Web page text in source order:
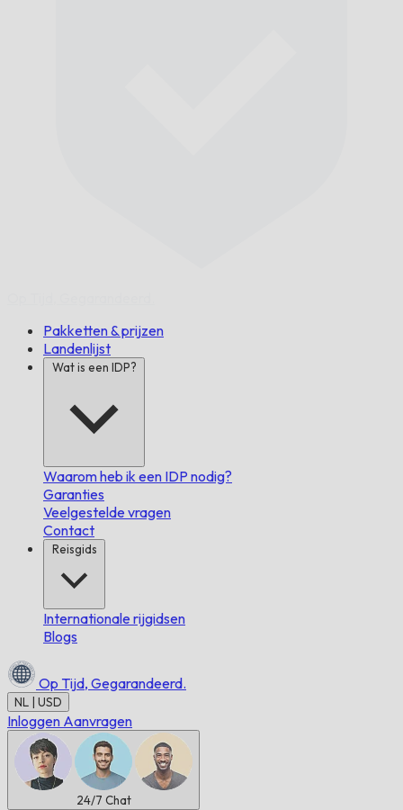
Pakketten & prijzen
Landenlijst
Wat is een IDP?
Waarom heb ik een IDP nodig?
Garanties
Veelgestelde vragen
Contact
Reisgids
Internationale rijgidsen
Blogs
Op Tijd, Gegarandeerd.
NL | USD
Inloggen Aanvragen
24/7 Chat